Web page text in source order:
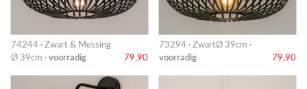
74244 · Zwart & Messing
Ø 39cm · voorradig 79,90
73294 · ZwartØ 39cm ·
voorradig
79,90